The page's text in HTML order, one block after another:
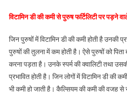
विटामिन डी की कमी से पुरुष फर्टिलिटी पर पड़ने
जिन पुरुषों में विटामिन डी की कमी होती है उनकी
पुरुषों की तुलना में कम होती है। ऐसे पुरुषों को पिता
करना पड़ता है। उनके स्पर्म की क्वालिटी तथा
प्रभावित होती है। जिन लोगों में विटामिन डी की
भी कमी हो जाती है। कैल्सियम की कमी की वजह से